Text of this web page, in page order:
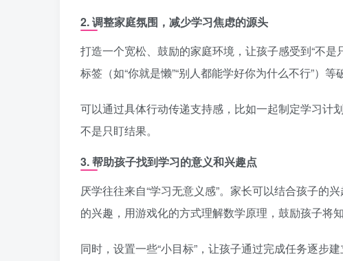
2.调整家庭氛围，减少学习焦虑的源头
打造一个宽松、鼓励的家庭环境，让孩子感受到“不
标签（如“你就是懒”“别人都能学好你为什么不行”）等
可以通过具体行动传递支持感，比如一起制定学习计
不是只盯结果。
3.帮助孩子找到学习的意义和兴趣点
厌学往往来自“学习无意义感”。家长可以结合孩子的
的兴趣，用游戏化的方式理解数学原理，鼓励孩子将
同时，设置一些“小目标”，让孩子通过完成任务逐步